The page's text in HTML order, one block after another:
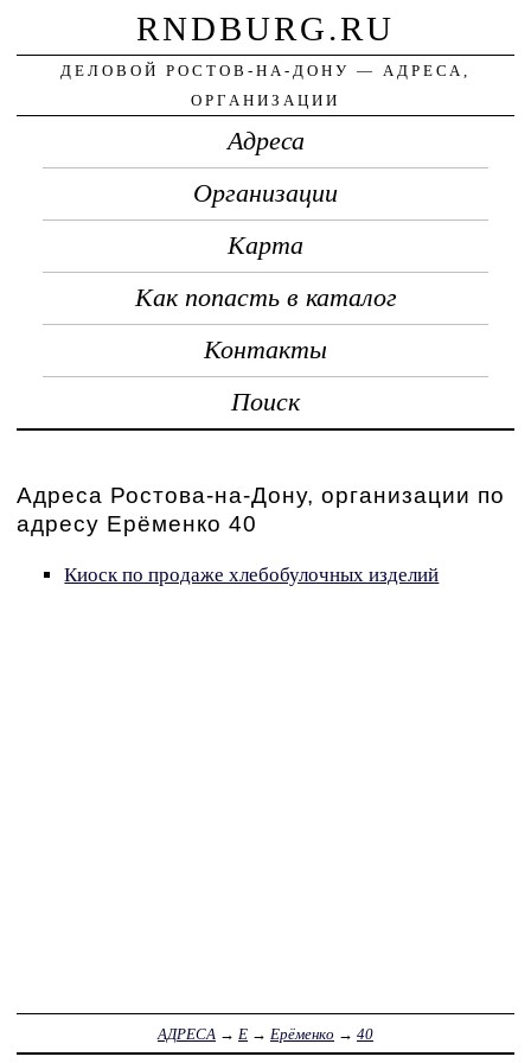
RNDBURG.RU
ДЕЛОВОЙ РОСТОВ-НА-ДОНУ — АДРЕСА,
ОРГАНИЗАЦИИ
Адреса
Организации
Карта
Как попасть в каталог
Контакты
Поиск
Адреса Ростова-на-Дону, организации по
адресу Ерёменко 40
Киоск по продаже хлебобулочных изделий
АДРЕСА → Е → Ерёменко → 40